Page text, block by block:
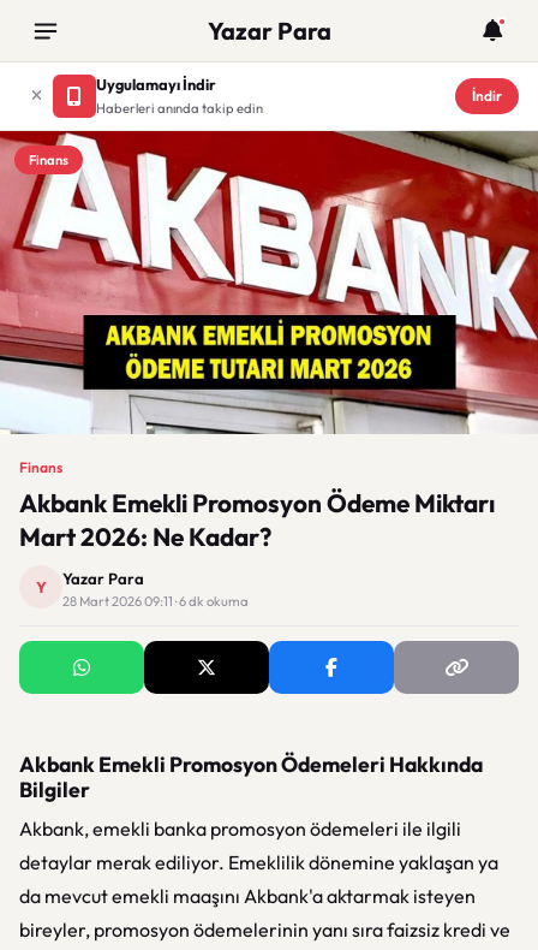
Yazar Para
Uygulamayı İndir
Haberleri anında takip edin
İndir
Finans
Finans
Akbank Emekli Promosyon Ödeme Miktarı
Mart 2026: Ne Kadar?
Y Yazar Para
28 Mart 2026 09:11 · 6 dk okuma
Akbank Emekli Promosyon Ödemeleri Hakkında
Bilgiler
Akbank, emekli banka promosyon ödemeleri ile ilgili
detaylar merak ediliyor. Emeklilik dönemine yaklaşan ya
da mevcut emekli maaşını Akbank'a aktarmak isteyen
bireyler, promosyon ödemelerinin yanı sıra faizsiz kredi ve